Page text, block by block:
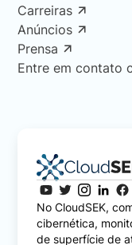
Carreiras
Anúncios
Prensa
Entre em contato
No CloudSEK,
cibernética,
de superfície de